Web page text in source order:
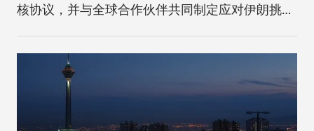
核协议，并与全球合作伙伴共同制定应对伊朗挑战